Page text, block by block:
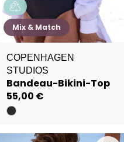
Mix & Match
COPENHAGEN
STUDIOS
Bandeau-Bikini-Top
55,00 €